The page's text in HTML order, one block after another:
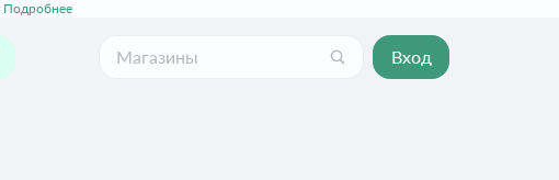
Подробнее
Вход